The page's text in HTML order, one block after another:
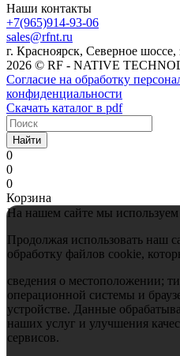
Наши контакты
+7(965)914-93-06
sales@rfnt.ru
г. Красноярск, Северное шоссе,
2026 © RF - NATIVE
Согласие на обработку
конфиденциальности
Скачать каталог в pdf
Найти
0
0
0
Корзина
На нашем сайте мы
Продолжая использовать наш
обработку файлов cookie,
сведения о местоположении;
операционной системы и
устройстве. Данные
наших услуг и улучшения
сервисов.